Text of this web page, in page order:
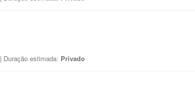
| Duração estimada: Privado